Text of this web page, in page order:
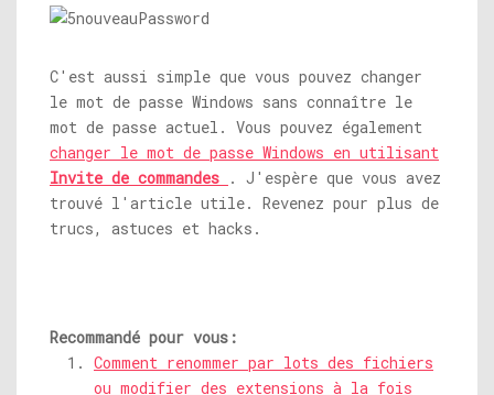
C'est aussi simple que vous pouvez changer
le mot de passe Windows sans connaître le
mot de passe actuel. Vous pouvez également
changer le mot de passe Windows en utilisant
Invite de commandes . J'espère que vous avez
trouvé l'article utile. Revenez pour plus de
trucs, astuces et hacks.
Recommandé pour vous:
Comment renommer par lots des fichiers
ou modifier des extensions à la fois